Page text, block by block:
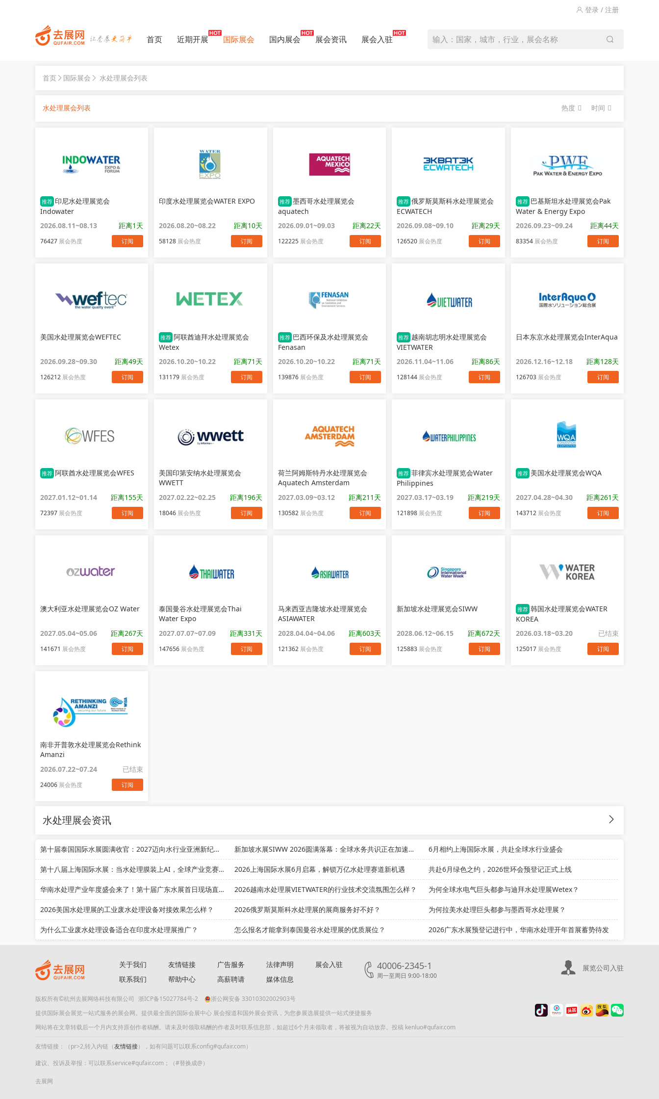
登录 / 注册
首页 近期开展 国际展会 国内展会 展会资讯 展会入驻 输入：国家，城市，行业，展会名称
首页 国际展会 水处理展会列表
水处理展会列表 热度 时间
推荐 印尼水处理展览会
Indowater
2026.08.11~08.13
距离1天
76427 展会热度 订阅
印度水处理展览会WATER EXPO
2026.08.20~08.22 距离10天
58128 展会热度 订阅
推荐 墨西哥水处理展览会
aquatech
2026.09.01~09.03
距离22天
122225展会热度 订阅
推荐 俄罗斯莫斯科水处理展览会
ECWATECH
2026.09.08~09.10
距离29天
126520 展会热度 订阅
推荐 巴基斯坦水处理展览会Pak
Water & Energy Expo
2026.09.23~09.24
距离44天
83354展会热度 订阅
美国水处理展览会WEFTEC
2026.09.28~09.30 距离49天
126212 展会热度 订阅
推荐 阿联酋迪拜水处理展览会
Wetex
2026.10.20~10.22
距离71天
131179 展会热度 订阅
推荐 巴西环保及水处理展览会
Fenasan
2026.10.20~10.22
距离71天
139876展会热度 订阅
推荐 越南胡志明水处理展览会
VIETWATER
2026.11.04~11.06
距离86天
128144 展会热度 订阅
日本东京水处理展览会InterAqua
2026.12.16~12.18 距离128天
126703展会热度 订阅
推荐 阿联酋水处理展览会WFES
2027.01.12~01.14 距离155天
72397 展会热度 订阅
美国印第安纳水处理展览会
WWETT
2027.02.22~02.25
距离196天
18046 展会热度 订阅
荷兰阿姆斯特丹水处理展览会
Aquatech Amsterdam
2027.03.09~03.12
距离211天
130582展会热度 订阅
推荐 菲律宾水处理展览会Water
Philippines
2027.03.17~03.19
距离219天
121898 展会热度 订阅
推荐 美国水处理展览会WQA
2027.04.28~04.30 距离261天
143712展会热度 订阅
澳大利亚水处理展览会OZ Water
2027.05.04~05.06 距离267天
141671 展会热度 订阅
泰国曼谷水处理展览会Thai
Water Expo
2027.07.07~07.09
距离331天
147656 展会热度 订阅
马来西亚吉隆坡水处理展览会
ASIAWATER
2028.04.04~04.06
距离603天
121362展会热度 订阅
新加坡水处理展览会SIWW
2028.06.12~06.15 距离672天
125883 展会热度 订阅
推荐 韩国水处理展览会WATER
KOREA
2026.03.18~03.20
已结束
125017展会热度 订阅
南非开普敦水处理展览会Rethink
Amanzi
2026.07.22~07.24
已结束
24006 展会热度 订阅
水处理展会资讯
第十届泰国国际水展圆满收官：2027迈向水行业亚洲新纪元！ 新加坡水展SIWW 2026圆满落幕：全球水务共识正在加速形成 6月相约上海国际水展，共赴全球水行业盛会
第十八届上海国际水展：当水处理膜装上AI，全球产业竞赛迎来拐点 2026上海国际水展6月启幕，解锁万亿水处理赛道新机遇 共赴6月绿色之约，2026世环会预登记正式上线
华南水处理产业年度盛会来了！第十届广东水展首日现场直击 2026越南水处理展VIETWATER的行业技术交流氛围怎么样？ 为何全球水电气巨头都参与迪拜水处理展Wetex？
2026美国水处理展的工业废水处理设备对接效果怎么样？ 2026俄罗斯莫斯科水处理展的展商服务好不好？ 为何拉美水处理巨头都参与墨西哥水处理展？
为什么工业废水处理设备适合在印度水处理展推广？ 怎么报名才能拿到泰国曼谷水处理展的优质展位？ 2026广东水展预登记进行中，华南水处理开年首展蓄势待发
关于我们
联系我们
友情链接
帮助中心
广告服务
高薪聘请
法律声明
媒体信息
展会入驻 40006-2345-1
周一至周日 9:00-18:00
展览公司入驻
版权所有©杭州去展网络科技有限公司 浙ICP备15027784号-2
浙公网安备 33010302002903号
提供国际展会展览一站式服务的展会网。提供最全面的国际会展中心 展会报道和国外展会资讯，为您参展选展提供一站式便捷服务
网站将在文章转载后一个月内支持原创作者稿酬。请未及时领取稿酬的作者及时联系信息部，如超过6个月未领取者，将被视为自动放弃。投稿 kenluo#qufair.com
友情链接：（pr>2,转入内链（友情链接），如有问题可以联系config#qufair.com）
建议、投诉及举报：可以联系service#qufair.com；（#替换成@）
去展网